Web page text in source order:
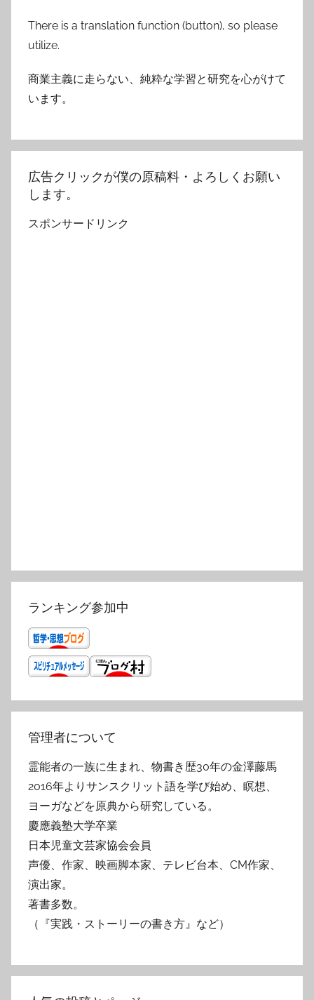
There is a translation function (button), so please
utilize.
商業主義に走らない、純粋な学習と研究を心がけて
います。
広告クリックが僕の原稿料・よろしくお願い
します。
スポンサードリンク
ランキング参加中
管理者について
霊能者の一族に生まれ、物書き歴30年の金澤藤馬
2016年よりサンスクリット語を学び始め、瞑想、
ヨーガなどを原典から研究している。
慶應義塾大学卒業
日本児童文芸家協会会員
声優、作家、映画脚本家、テレビ台本、CM作家、
演出家。
著書多数。
（『実践・ストーリーの書き方』など）